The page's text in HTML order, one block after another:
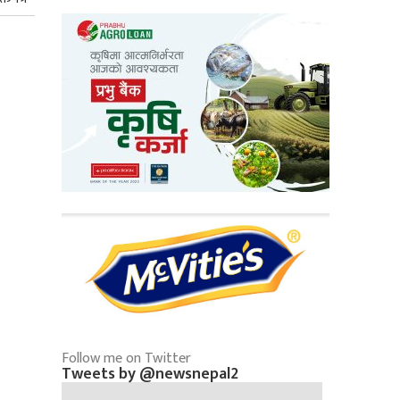
Follow me on Twitter
Tweets by @newsnepal2